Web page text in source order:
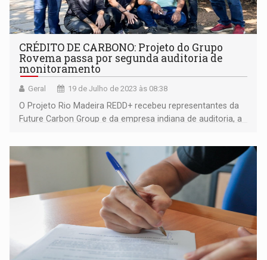
CRÉDITO DE CARBONO: Projeto do Grupo
Rovema passa por segunda auditoria de
monitoramento
Geral 19 de Julho de 2023 às 08:38
O Projeto Rio Madeira REDD+ recebeu representantes da
Future Carbon Group e da empresa indiana de auditoria, a